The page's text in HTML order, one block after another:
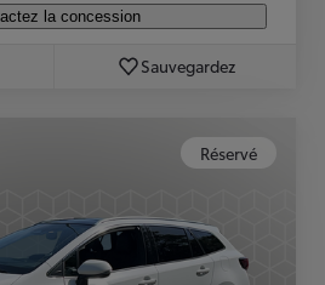
la concession
Sauvegardez
Réservé